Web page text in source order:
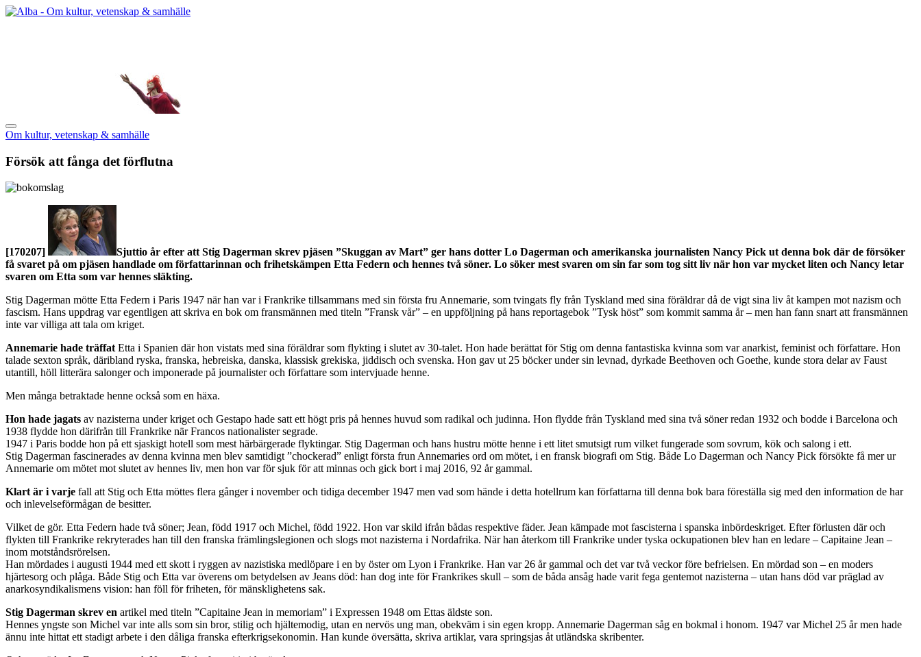
Om kultur, vetenskap & samhälle
Försök att fånga det förflutna
[170207]
Sjuttio år efter att Stig Dagerman skrev pjäsen ”Skuggan av Mart” ger hans dotter Lo Dagerman och amerikanska journalisten Nancy Pick ut denna bok där de försöker
få svaret på om pjäsen handlade om författarinnan och frihetskämpen Etta Federn och hennes två söner. Lo söker mest svaren om sin far som tog sitt liv när hon var mycket liten och Nancy letar
svaren om Etta som var hennes släkting.
Stig Dagerman mötte Etta Federn i Paris 1947 när han var i Frankrike tillsammans med sin första fru Annemarie, som tvingats fly från Tyskland med sina föräldrar då de vigt sina liv åt kampen mot nazism och
fascism. Hans uppdrag var egentligen att skriva en bok om fransmännen med titeln ”Fransk vår” – en uppföljning på hans reportagebok ”Tysk höst” som kommit samma år – men han fann snart att fransmännen
inte var villiga att tala om kriget.
Annemarie hade träffatEtta i Spanien där hon vistats med sina föräldrar som flykting i slutet av 30-talet. Hon hade berättat för Stig om denna fantastiska kvinna som var anarkist, feminist och författare. Hon
talade sexton språk, däribland ryska, franska, hebreiska, danska, klassisk grekiska, jiddisch och svenska. Hon gav ut 25 böcker under sin levnad, dyrkade Beethoven och Goethe, kunde stora delar av Faust
utantill, höll litterära salonger och imponerade på journalister och författare som intervjuade henne.
Men många betraktade henne också som en häxa.
Hon hade jagats av nazisterna under kriget och Gestapo hade satt ett högt pris på hennes huvud som radikal och judinna. Hon flydde från Tyskland med sina två söner redan 1932 och bodde i Barcelona och
1938 flydde hon därifrån till Frankrike när Francos nationalister segrade.
1947 i Paris bodde hon på ett sjaskigt hotell som mest härbärgerade flyktingar. Stig Dagerman och hans hustru mötte henne i ett litet smutsigt rum vilket fungerade som sovrum, kök och salong i ett.
Stig Dagerman fascinerades av denna kvinna men blev samtidigt ”chockerad” enligt första frun Annemaries ord om mötet, i en fransk biografi om Stig. Både Lo Dagerman och Nancy Pick försökte få mer ur
Annemarie om mötet mot slutet av hennes liv, men hon var för sjuk för att minnas och gick bort i maj 2016, 92 år gammal.
Klart är i varje fall att Stig och Etta möttes flera gånger i november och tidiga december 1947 men vad som hände i detta hotellrum kan författarna till denna bok bara föreställa sig med den information de har
och inlevelseförmågan de besitter.
Vilket de gör. Etta Federn hade två söner; Jean, född 1917 och Michel, född 1922. Hon var skild ifrån bådas respektive fäder. Jean kämpade mot fascisterna i spanska inbördeskriget. Efter förlusten där och
flykten till Frankrike rekryterades han till den franska främlingslegionen och slogs mot nazisterna i Nordafrika. När han återkom till Frankrike under tyska ockupationen blev han en ledare – Capitaine Jean –
inom motståndsrörelsen.
Han mördades i augusti 1944 med ett skott i ryggen av nazistiska medlöpare i en by öster om Lyon i Frankrike. Han var 26 år gammal och det var två veckor före befrielsen. En mördad son – en moders
hjärtesorg och plåga. Både Stig och Etta var överens om betydelsen av Jeans död: han dog inte för Frankrikes skull – som de båda ansåg hade varit fega gentemot nazisterna – utan hans död var präglad av
anarkosyndikalismens vision: han föll för friheten, för mänsklighetens sak.
Stig Dagerman skrev en artikel med titeln ”Capitaine Jean in memoriam” i Expressen 1948 om Ettas äldste son.
Hennes yngste son Michel var inte alls som sin bror, stilig och hjältemodig, utan en nervös ung man, obekväm i sin egen kropp. Annemarie Dagerman såg en bokmal i honom. 1947 var Michel 25 år men hade
ännu inte hittat ett stadigt arbete i den dåliga franska efterkrigsekonomin. Han kunde översätta, skriva artiklar, vara springsjas åt utländska skribenter.